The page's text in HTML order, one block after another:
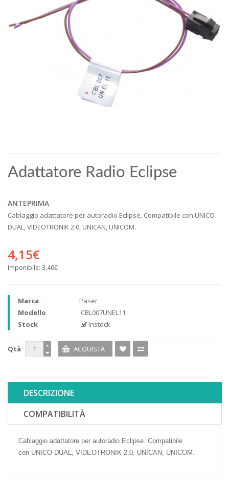
Adattatore Radio Eclipse
ANTEPRIMA
Cablaggio adattatore per autoradio Eclipse. Compatibile con UNICO
DUAL, VIDEOTRONIK 2.0, UNICAN, UNICOM.
4,15€
Imponibile: 3,40€
Marca:
Paser
Modello
CBL007UNEL11
Stock
Instock
Qtà
DESCRIZIONE
COMPATIBILITÀ
Cablaggio adattatore per autoradio Eclipse. Compatibile
con UNICO DUAL, VIDEOTRONIK 2.0, UNICAN, UNICOM.